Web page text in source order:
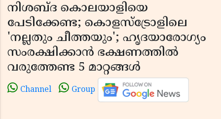
നിശബ്ദ കൊലയാളിയെ
പേടിക്കേണ്ട; കൊളസ്‌ട്രോളിലെ
'നല്ലതും ചീത്തയും'; ഹൃദയാരോഗ്യം
സംരക്ഷിക്കാൻ ഭക്ഷണത്തിൽ
വരുത്തേണ്ട 5 മാറ്റങ്ങൾ
Channel Group